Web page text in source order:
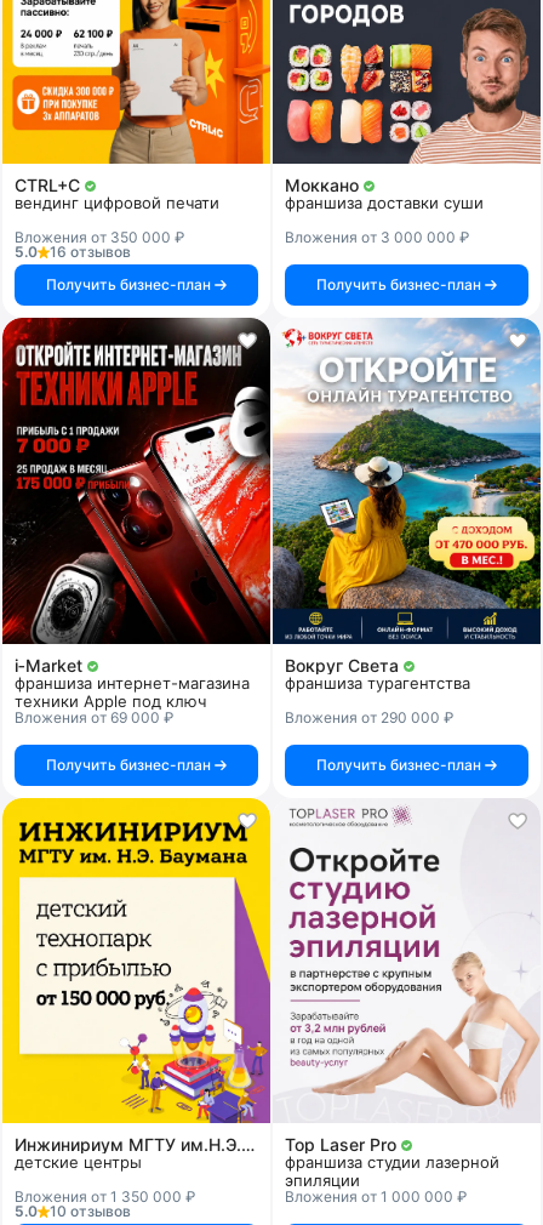
CTRL+C
вендинг цифровой печати
Вложения от 350 000 ₽
5.0
16 отзывов
Получить бизнес-план
Моккано
франшиза доставки суши
Вложения от 3 000 000 ₽
Получить бизнес-план
i‑Market
франшиза интернет-магазина
техники Apple под ключ
Вложения от 69 000 ₽
Получить бизнес-план
Вокруг Света
франшиза турагентства
Вложения от 290 000 ₽
Получить бизнес-план
Инжинириум МГТУ им.Н.Э.Баумана
детские центры
Вложения от 1 350 000 ₽
5.0
10 отзывов
Top Laser Pro
франшиза студии лазерной
эпиляции
Вложения от 1 000 000 ₽